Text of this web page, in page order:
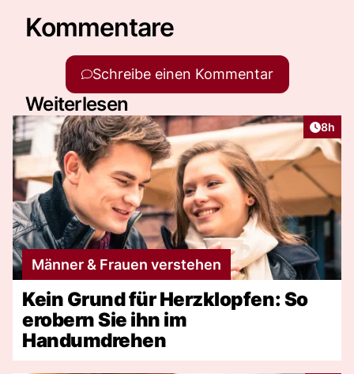
Kommentare
Schreibe einen Kommentar
Weiterlesen
8h
Männer & Frauen verstehen
Kein Grund für Herzklopfen: So
erobern Sie ihn im
Handumdrehen